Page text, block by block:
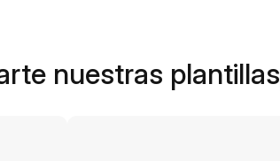
nuestras plantillas